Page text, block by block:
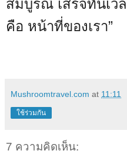
สมบูรณ์ เสร็จทันเว
คือ หน้าที่ของเรา”
Mushroomtravel.com at 11:11
ใช้ร่วมกัน
7 ความคิดเห็น: